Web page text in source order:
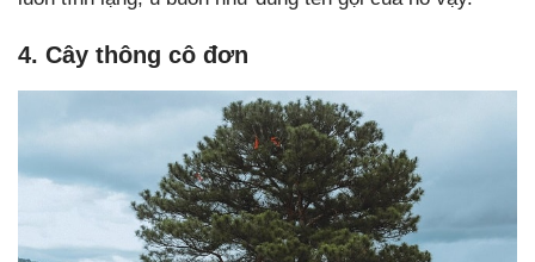
4. Cây thông cô đơn